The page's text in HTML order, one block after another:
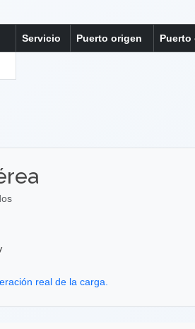
Servicio Puerto origen Puerto
real de la carga.